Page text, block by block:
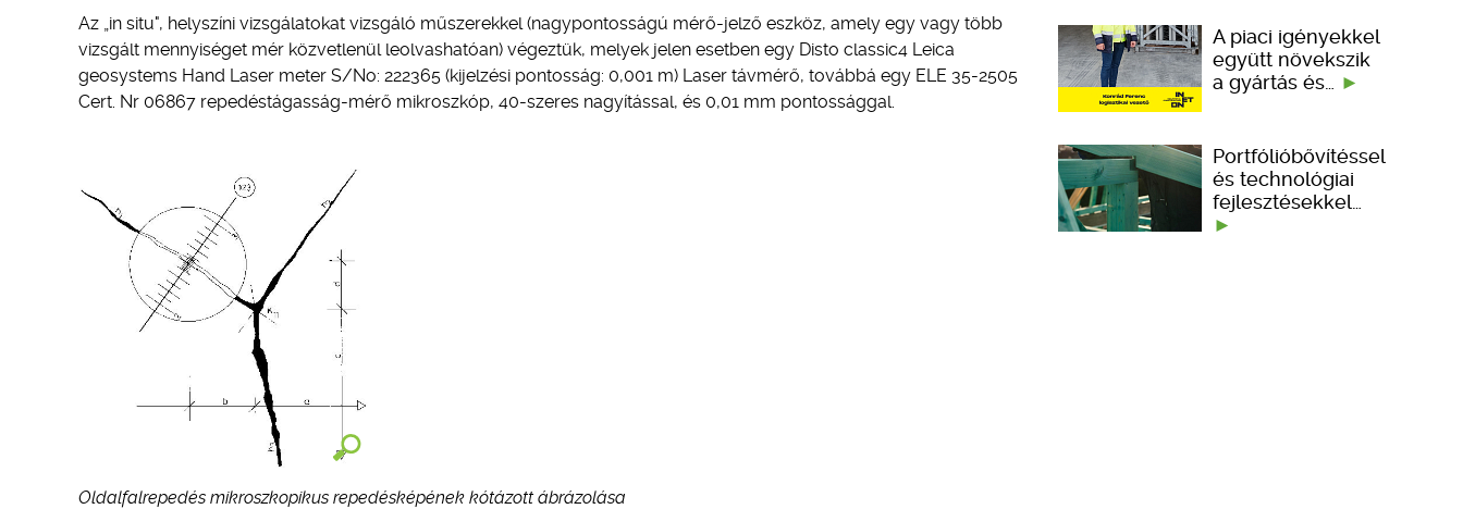
Az „in situ", helyszíni vizsgálatokat vizsgáló műszerekkel (nagypontosságú mérő-jelző eszköz, amely egy vagy több
vizsgált mennyiséget mér közvetlenül leolvashatóan) végeztük, melyek jelen esetben egy Disto classic4 Leica
geosystems Hand Laser meter S/No: 222365 (kijelzési pontosság: 0,001 m) Laser távmérő, továbbá egy ELE 35-2505
Cert. Nr 06867 repedéstágasság-mérő mikroszkóp, 40-szeres nagyítással, és 0,01 mm pontossággal.
Oldalfalrepedés mikroszkopikus repedésképének kótázott ábrázolása
A piaci igényekkel
együtt növekszik
a gyártás és…
Portfólióbővítéssel
és technológiai
fejlesztésekkel…